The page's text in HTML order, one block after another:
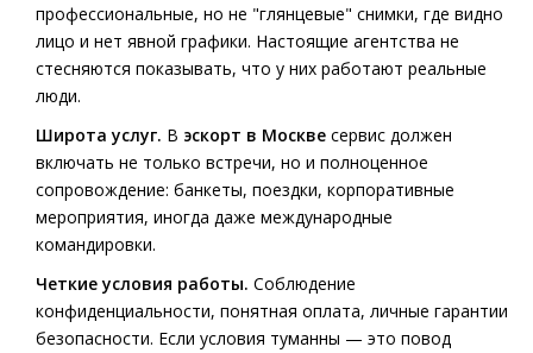
профессиональные, но не "глянцевые" снимки, где видно
лицо и нет явной графики. Настоящие агентства не
стесняются показывать, что у них работают реальные
люди.
Широта услуг. В эскорт в Москве сервис должен
включать не только встречи, но и полноценное
сопровождение: банкеты, поездки, корпоративные
мероприятия, иногда даже международные
командировки.
Четкие условия работы. Соблюдение
конфиденциальности, понятная оплата, личные гарантии
безопасности. Если условия туманны — это повод